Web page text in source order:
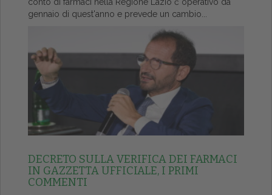
gennaio di quest'anno e prevede un cambio...
DECRETO SULLA VERIFICA DEI FARMACI
IN GAZZETTA UFFICIALE, I PRIMI
COMMENTI